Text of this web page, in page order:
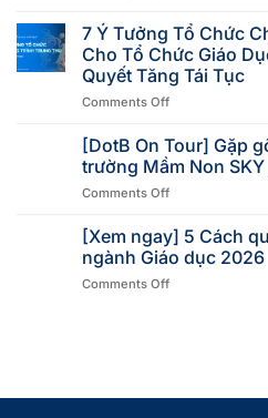
7 Ý Tưởng Tổ Chức
Cho Tổ Chức Giáo
Quyết Tăng Tái Tục
Comments Off
[DotB On Tour] Gặp
trường Mầm Non
Comments Off
[Xem ngay] 5 Cách
ngành Giáo dục 2026
Comments Off